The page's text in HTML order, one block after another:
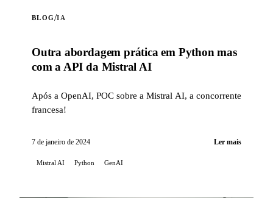
BLOG/IA
Outra abordagem prática em Python mas
com a API da Mistral AI
Após a OpenAI, POC sobre a Mistral AI, a concorrente
francesa!
7 de janeiro de 2024 Ler mais
Mistral AI Python GenAI